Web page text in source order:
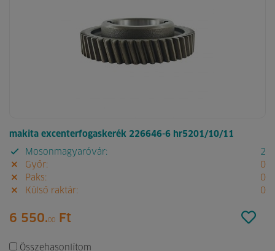
makita excenterfogaskerék 226646-6 hr5201/10/11
Mosonmagyaróvár:
2
Győr:
0
Paks:
0
Külső raktár:
0
6 550.00 Ft
Összehasonlítom